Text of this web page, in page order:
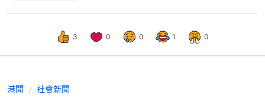
3 0 0 1 0
港聞 社會新聞